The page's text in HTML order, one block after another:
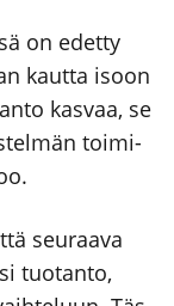
on edet­ty
kaut­ta isoon
kas­vaa, se
toi­mi­
seu­raa­va
tuo­tan­to,